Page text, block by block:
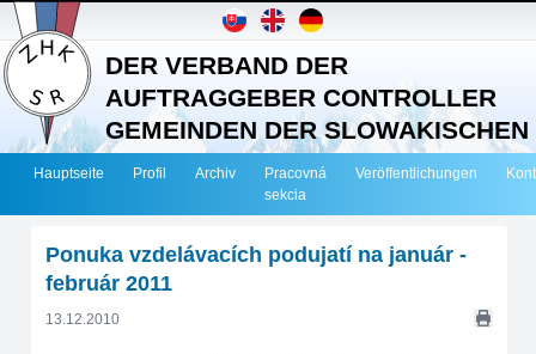
DER VERBAND DER
AUFTRAGGEBER CONTROLLER
GEMEINDEN DER SLOWAKISCHEN
REPUBLIK
Hauptseite Profil Archiv
Pracovná
sekcia
Veröffentlichungen
Ponuka vzdelávacích podujatí na január -
február 2011
13.12.2010